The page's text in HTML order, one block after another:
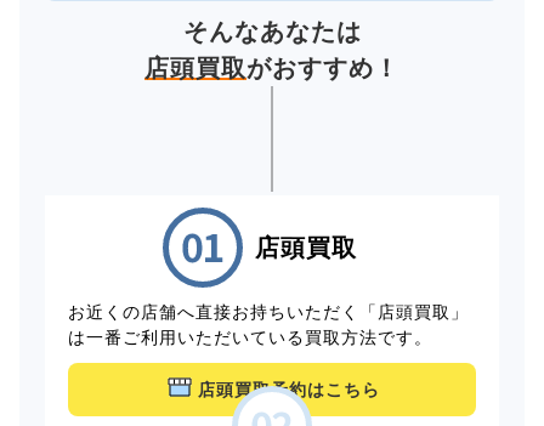
そんなあなたは
店頭買取がおすすめ！
店頭買取
お近くの店舗へ直接お持ちいただく「店頭買取」
は一番ご利用いただいている買取方法です。
店頭買取予約はこちら